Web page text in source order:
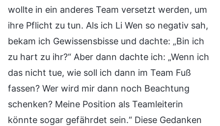
wollte in ein anderes Team versetzt werden, um
ihre Pflicht zu tun. Als ich Li Wen so negativ sah,
bekam ich Gewissensbisse und dachte: „Bin ich
zu hart zu ihr?“ Aber dann dachte ich: „Wenn ich
das nicht tue, wie soll ich dann im Team Fuß
fassen? Wer wird mir dann noch Beachtung
schenken? Meine Position als Teamleiterin
könnte sogar gefährdet sein.“ Diese Gedanken